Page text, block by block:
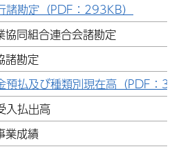
諸勘定（PDF：293KB）
同組合連合会諸勘定
勘定
預払及び種類別現在高（PDF：
払出高
成績